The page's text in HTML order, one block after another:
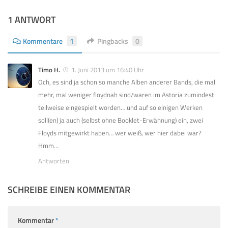
1 ANTWORT
Kommentare 1 Pingbacks 0
Timo H.
1. Juni 2013 um 16:40 Uhr
Och, es sind ja schon so manche Alben anderer Bands, die mal
mehr, mal weniger floydnah sind/waren im Astoria zumindest
teilweise eingespielt worden… und auf so einigen Werken
soll(en) ja auch (selbst ohne Booklet-Erwähnung) ein, zwei
Floyds mitgewirkt haben… wer weiß, wer hier dabei war?
Hmm…
Antworten
SCHREIBE EINEN KOMMENTAR
Kommentar*